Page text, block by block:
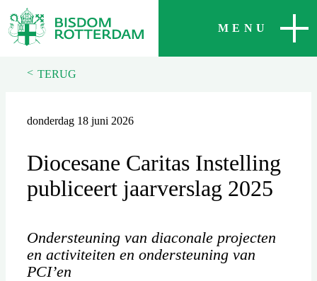
MENU
SLUITEN
< TERUG
donderdag 18 juni 2026
Diocesane Caritas Instelling
publiceert jaarverslag 2025
Ondersteuning van diaconale projecten
en activiteiten en ondersteuning van
PCI’en